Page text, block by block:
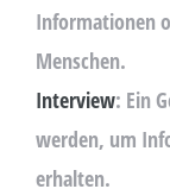
Informationen
Menschen.
Interview: Ein
werden, um
erhalten.